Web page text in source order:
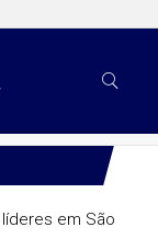
em São